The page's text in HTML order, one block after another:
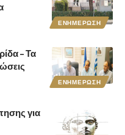
ΕΝΗΜΕΡΩΣΗ
ΕΝΗΜΕΡΩΣΗ
– Τα
για